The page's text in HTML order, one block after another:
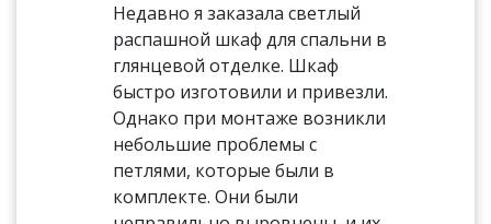
Недавно я заказала светлый
распашной шкаф для спальни в
глянцевой отделке. Шкаф
быстро изготовили и привезли.
Однако при монтаже возникли
небольшие проблемы с
петлями, которые были в
комплекте. Они были